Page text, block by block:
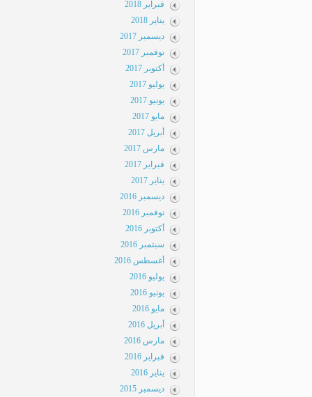
فبراير 2018
يناير 2018
ديسمبر 2017
نوفمبر 2017
أكتوبر 2017
يوليو 2017
يونيو 2017
مايو 2017
أبريل 2017
مارس 2017
فبراير 2017
يناير 2017
ديسمبر 2016
نوفمبر 2016
أكتوبر 2016
سبتمبر 2016
أغسطس 2016
يوليو 2016
يونيو 2016
مايو 2016
أبريل 2016
مارس 2016
فبراير 2016
يناير 2016
ديسمبر 2015